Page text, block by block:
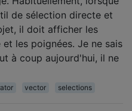
de sélection directe et
il doit afficher les
les poignées. Je ne sais
à coup aujourd'hui, il ne
vector selections